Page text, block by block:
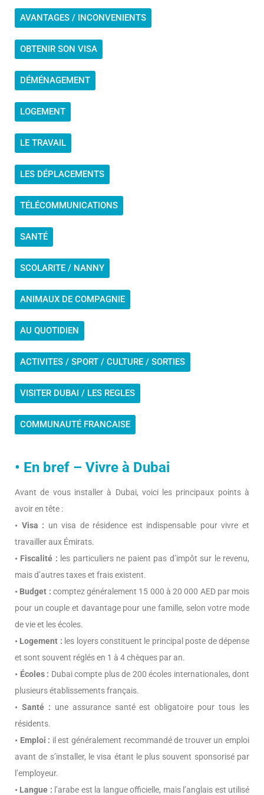
AVANTAGES / INCONVENIENTS
OBTENIR SON VISA
DÉMÉNAGEMENT
LOGEMENT
LE TRAVAIL
LES DÉPLACEMENTS
TÉLÉCOMMUNICATIONS
SANTÉ
SCOLARITE / NANNY
ANIMAUX DE COMPAGNIE
AU QUOTIDIEN
ACTIVITES / SPORT / CULTURE / SORTIES
VISITER DUBAI / LES REGLES
COMMUNAUTÉ FRANCAISE
• En bref – Vivre à Dubai
Avant de vous installer à Dubai, voici les principaux points à
avoir en tête :
• Visa : un visa de résidence est indispensable pour vivre et
travailler aux Émirats.
• Fiscalité : les particuliers ne paient pas d’impôt sur le revenu,
mais d’autres taxes et frais existent.
• Budget : comptez généralement 15 000 à 20 000 AED par mois
pour un couple et davantage pour une famille, selon votre mode
de vie et les écoles.
• Logement : les loyers constituent le principal poste de dépense
et sont souvent réglés en 1 à 4 chèques par an.
• Écoles : Dubai compte plus de 200 écoles internationales, dont
plusieurs établissements français.
• Santé : une assurance santé est obligatoire pour tous les
résidents.
• Emploi : il est généralement recommandé de trouver un emploi
avant de s’installer, le visa étant le plus souvent sponsorisé par
l’employeur.
• Langue : l’arabe est la langue officielle, mais l’anglais est utilisé